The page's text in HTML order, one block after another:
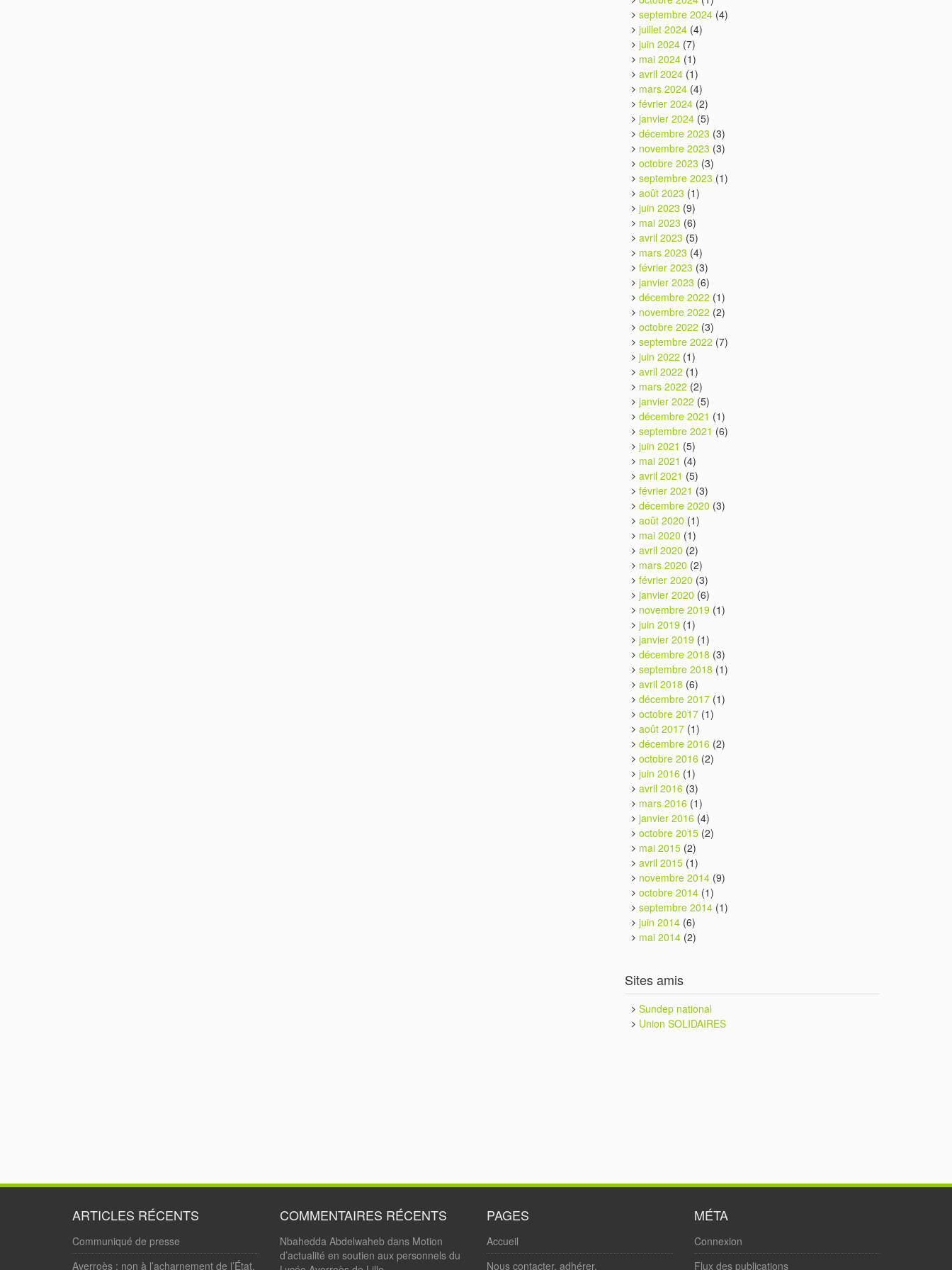
septembre 2024 (4)
juillet 2024 (4)
juin 2024 (7)
mai 2024 (1)
avril 2024 (1)
mars 2024 (4)
février 2024 (2)
janvier 2024 (5)
décembre 2023 (3)
novembre 2023 (3)
octobre 2023 (3)
septembre 2023 (1)
août 2023 (1)
juin 2023 (9)
mai 2023 (6)
avril 2023 (5)
mars 2023 (4)
février 2023 (3)
janvier 2023 (6)
décembre 2022 (1)
novembre 2022 (2)
octobre 2022 (3)
septembre 2022 (7)
juin 2022 (1)
avril 2022 (1)
mars 2022 (2)
janvier 2022 (5)
décembre 2021 (1)
septembre 2021 (6)
juin 2021 (5)
mai 2021 (4)
avril 2021 (5)
février 2021 (3)
décembre 2020 (3)
août 2020 (1)
mai 2020 (1)
avril 2020 (2)
mars 2020 (2)
février 2020 (3)
janvier 2020 (6)
novembre 2019 (1)
juin 2019 (1)
janvier 2019 (1)
décembre 2018 (3)
septembre 2018 (1)
avril 2018 (6)
décembre 2017 (1)
octobre 2017 (1)
août 2017 (1)
décembre 2016 (2)
octobre 2016 (2)
juin 2016 (1)
avril 2016 (3)
mars 2016 (1)
janvier 2016 (4)
octobre 2015 (2)
mai 2015 (2)
avril 2015 (1)
novembre 2014 (9)
octobre 2014 (1)
septembre 2014 (1)
juin 2014 (6)
mai 2014 (2)
Sites amis
Sundep national
Union SOLIDAIRES
ARTICLES RÉCENTS
Communiqué de presse
Averroès : non à l’acharnement de l’État.
COMMENTAIRES RÉCENTS
Nbahedda Abdelwahebdans Motion
d’actualité en soutien aux personnels du
PAGES
Accueil
Nous contacter, adhérer.
MÉTA
Connexion
Flux des publications